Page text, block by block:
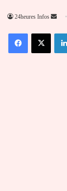
24heures Infos
FacebookX